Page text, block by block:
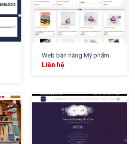
Web bán hàng Mỹ phẩm
Liên hệ